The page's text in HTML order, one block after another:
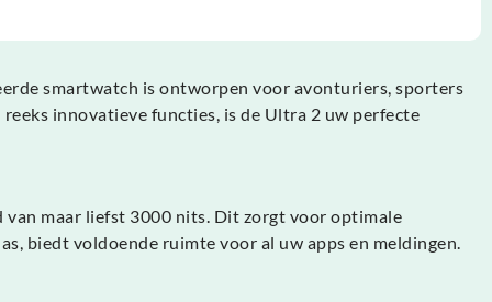
smartwatch is ontworpen voor avonturiers, sporters
innovatieve functies, is de Ultra 2 uw perfecte
maar liefst 3000 nits. Dit zorgt voor optimale
biedt voldoende ruimte voor al uw apps en meldingen.